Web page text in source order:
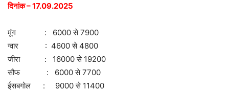
दिनांक – 17.09.2025
मूंग : 6000 से 7900
ग्वार : 4600 से 4800
जीरा : 16000 से 19200
सौफ : 6000 से 7700
ईसबगोल : 9000 से 11400